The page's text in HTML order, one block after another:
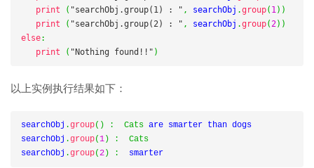
print
( "searchObj.group(1) : " , searchObj .group( 1))
print
( "searchObj.group(2) : " , searchObj .group(2))
else:
print
( "Nothing found!!" )
以上实例执行结果如下：
searchObj .group() : Cats are smarter than dogs
searchObj .group(1 ) :
Cats
searchObj .group(2 ) :
  smarter